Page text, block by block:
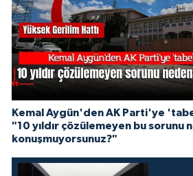
Kemal Aygün'den AK Parti'ye
"10 yıldır çözülemeyen bu sorunu
konuşmuyorsunuz?"